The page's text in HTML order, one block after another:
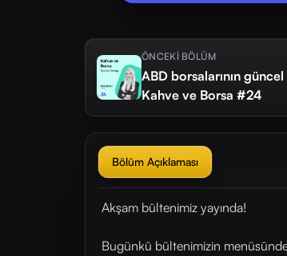
ÖNCEKİ BÖLÜM
ABD borsalarının
Kahve ve Borsa #24
Bölüm Açıklaması
Akşam bültenimiz yayında!
Bugünkü bültenimizin